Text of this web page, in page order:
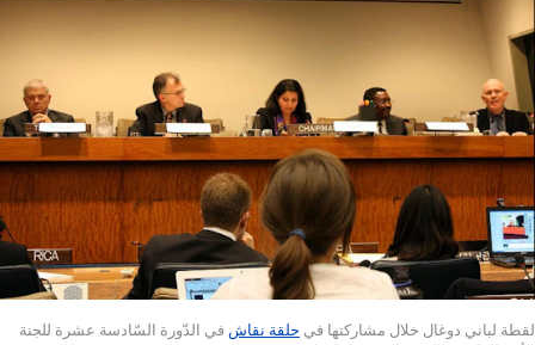
لقطة لباني دوغال خلال مشاركتها في حلقة نقاش في الدّورة السّادسة عشرة للجنة